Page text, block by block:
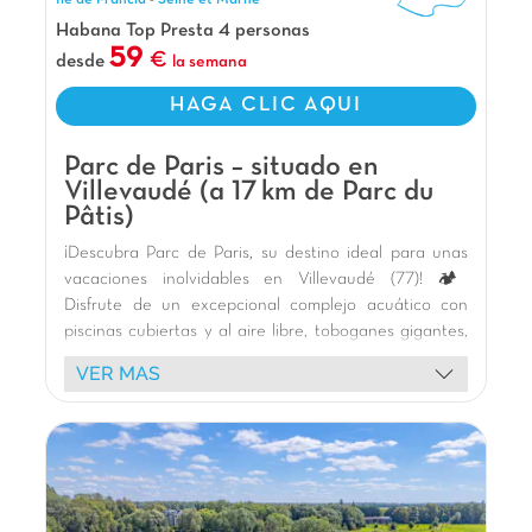
para aventureros en busca de emociones fuertes
y noches 100 % divertidas.
Nuestros Extras
A las puertas de París
A 30 min de Disneyland
A 45 min del Parque Asterix
Habana Top Presta 4 personas
desde 59 la semana
HAGA CLIC AQUI
Parc de Paris – situado en
Villevaudé (a 17 km de Parc du
Pâtis)
¡Descubra Parc de Paris, su destino ideal para unas
vacaciones inolvidables en Villevaudé (77)! 🏕️
Disfrute de un excepcional complejo acuático con
piscinas cubiertas y al aire libre, toboganes gigantes,
río lento y juegos acuáticos para todas las edades. 🏊‍♀️
Nuestros modernos y cómodos bungalows, algunos
🌿 Los niños se divertirán en los parques infantiles, en
el minigolf o en los campos multideporte. ⚽
Animaciones festivas, como las fiestas de la espuma,
garantizan momentos de alegría. 🥳 Explore los
VER MAS